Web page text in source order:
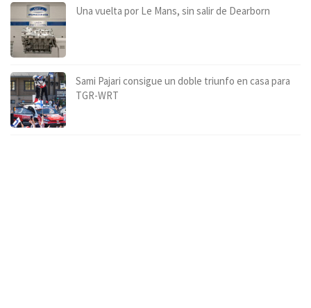
Una vuelta por Le Mans, sin salir de Dearborn
Sami Pajari consigue un doble triunfo en casa para
TGR-WRT